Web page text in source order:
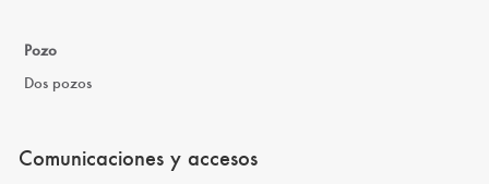
Pozo
Dos pozos
Comunicaciones y accesos